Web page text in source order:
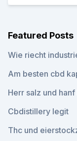
Featured Posts
Wie riecht
Am besten cbd
Herr salz und
Cbdistillery legit
Thc und